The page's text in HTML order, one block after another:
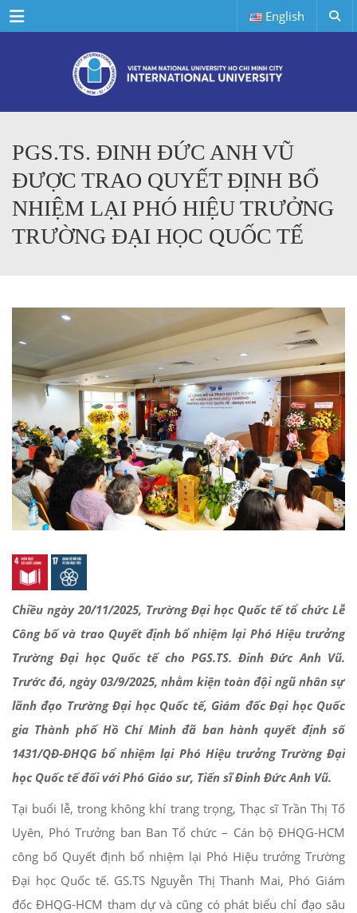
Menu English
PGS.TS. ĐINH ĐỨC ANH VŨ
ĐƯỢC TRAO QUYẾT ĐỊNH BỔ
NHIỆM LẠI PHÓ HIỆU TRƯỞNG
TRƯỜNG ĐẠI HỌC QUỐC TẾ
Chiều ngày 20/11/2025, Trường Đại học Quốc tế tổ chức Lễ
Công bố và trao Quyết định bổ nhiệm lại Phó Hiệu trưởng
Trường Đại học Quốc tế cho PGS.TS. Đinh Đức Anh Vũ.
Trước đó, ngày 03/9/2025, nhằm kiện toàn đội ngũ nhân sự
lãnh đạo Trường Đại học Quốc tế, Giám đốc Đại học Quốc
gia Thành phố Hồ Chí Minh đã ban hành quyết định số
1431/QĐ-ĐHQG bổ nhiệm lại Phó Hiệu trưởng Trường Đại
học Quốc tế đối với Phó Giáo sư, Tiến sĩ Đinh Đức Anh Vũ.
Tại buổi lễ, trong không khí trang trọng, Thạc sĩ Trần Thị Tố
Uyên, Phó Trưởng ban Ban Tổ chức – Cán bộ ĐHQG-HCM
công bố Quyết định bổ nhiệm lại Phó Hiệu trưởng Trường
Đại học Quốc tế. GS.TS Nguyễn Thị Thanh Mai, Phó Giám
đốc ĐHQG-HCM tham dự và cũng có phát biểu chỉ đạo sâu